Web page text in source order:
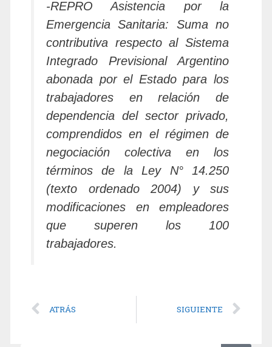
-REPRO Asistencia por la
Emergencia Sanitaria: Suma no
contributiva respecto al Sistema
Integrado Previsional Argentino
abonada por el Estado para los
trabajadores en relación de
dependencia del sector privado,
comprendidos en el régimen de
negociación colectiva en los
términos de la Ley N° 14.250
(texto ordenado 2004) y sus
modificaciones en empleadores
que superen los 100
trabajadores.
ATRÁS SIGUIENTE